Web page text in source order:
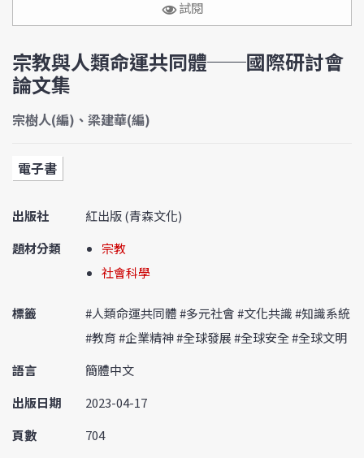
試閱
宗教與人類命運共同體──國際研討會
論文集
宗樹人(編)、梁建華(編)
電子書
出版社
紅出版 (青森文化)
題材分類
宗教
社會科學
標籤
#人類命運共同體 #多元社會 #文化共識 #知識系統
#教育 #企業精神 #全球發展 #全球安全 #全球文明
語言
簡體中文
出版日期
2023-04-17
頁數
704